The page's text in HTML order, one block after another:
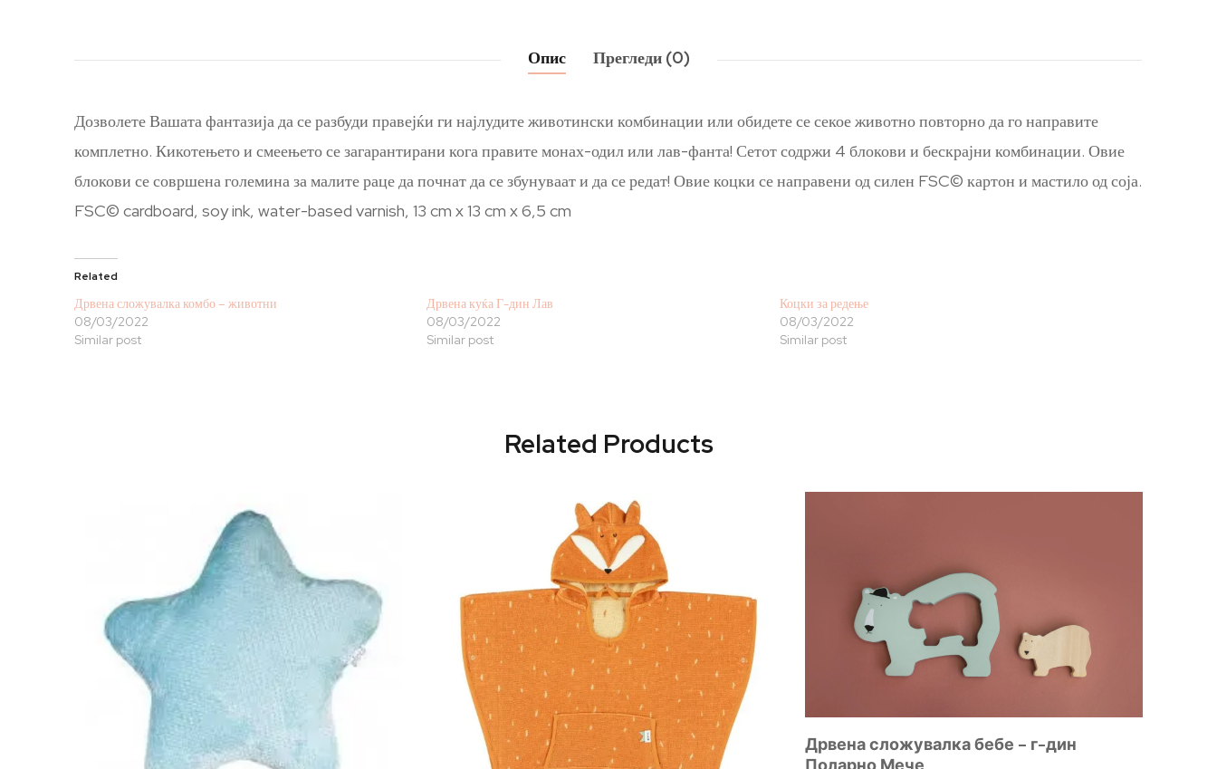
Опис Прегледи (0)
Дозволете Вашата фантазија да се разбуди правејќи ги најлудите животински комбинации или обидете се секое животно повторно да го направите
комплетно. Кикотењето и смеењето се загарантирани кога правите монах-одил или лав-фанта! Сетот содржи 4 блокови и бескрајни комбинации. Овие
блокови се совршена големина за малите раце да почнат да се збунуваат и да се редат! Овие коцки се направени од силен FSC© картон и мастило од соја.
FSC© cardboard, soy ink, water-based varnish, 13 cm x 13 cm x 6,5 cm
Related
Дрвена сложувалка комбо – животни
08/03/2022
Similar post
Дрвена куќа Г-дин Лав
08/03/2022
Similar post
Коцки за редење
08/03/2022
Similar post
Related Products
Дрвена сложувалка бебе – г-дин